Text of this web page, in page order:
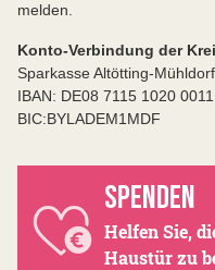
melden.
Konto-Verbindung der
Sparkasse Altötting-Mühldorf
IBAN: DE08 7115 1020
BIC:BYLADEM1MDF
SPENDEN
Helfen Sie,
Haustür zu